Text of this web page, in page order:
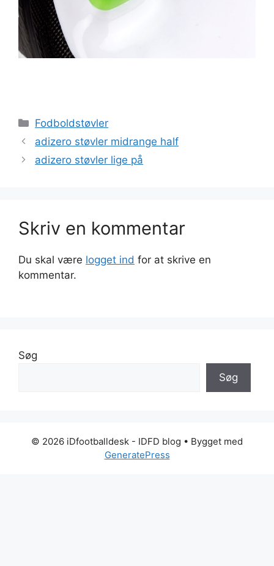
Kategorier
Fodboldstøvler
adizero støvler midrange half
adizero støvler lige på
Skriv en kommentar
Du skal være logget ind for at skrive en
kommentar.
Søg
Søg
© 2026 iDfootballdesk - IDFD blog • Bygget med
GeneratePress